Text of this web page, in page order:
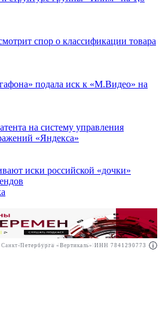
РекламаООО "Право.ру" ИНН: 7704835288
спор о классификации товара
подала иск к «М.Видео» на
на систему управления
«Яндекса»
иски российской «дочки»
Петербурга «Вертикаль» ИНН 7841290773